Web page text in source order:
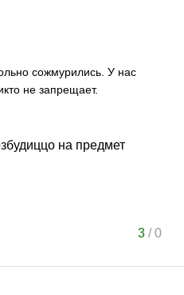
сожмурились. У нас
не запрещает.
на предмет
3/0